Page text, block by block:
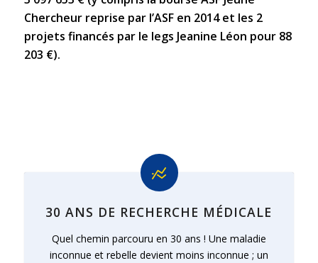
Chercheur reprise par l’ASF en 2014 et les 2
projets financés par le legs Jeanine Léon pour 88
203 €).
30 ANS DE RECHERCHE MÉDICALE
Quel chemin parcouru en 30 ans ! Une maladie
inconnue et rebelle devient moins inconnue ; un